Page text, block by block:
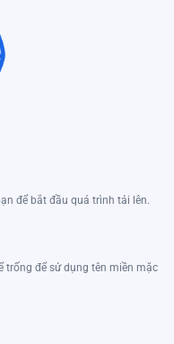
để bắt đầu quá trình tải lên.
trống để sử dụng tên miền mặc